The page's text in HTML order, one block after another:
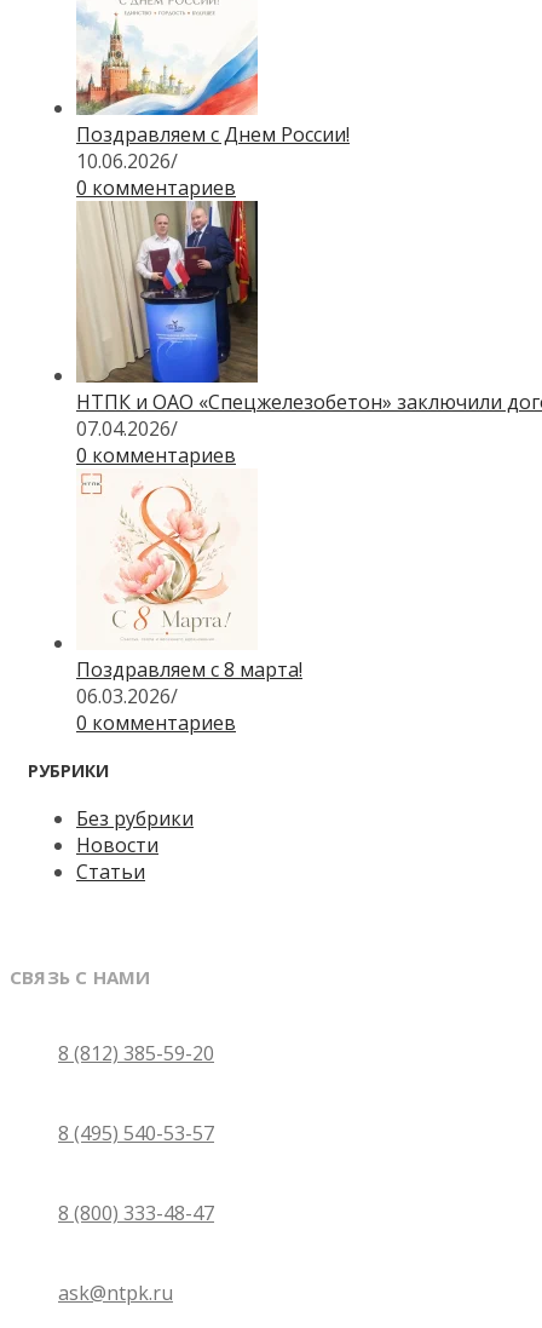
Поздравляем с Днем России!
10.06.2026/
0 комментариев
НТПК и ОАО «Спецжелезобетон» заключили
07.04.2026/
0 комментариев
Поздравляем с 8 марта!
06.03.2026/
0 комментариев
РУБРИКИ
Без рубрики
Новости
Статьи
СВЯЗЬ С НАМИ
8 (812) 385-59-20
8 (495) 540-53-57
8 (800) 333-48-47
ask@ntpk.ru